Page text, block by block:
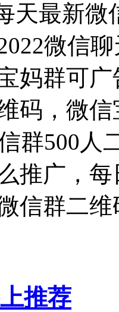
天最新
微信
妈群可
码，微
群500人
推广，
信群二
推荐